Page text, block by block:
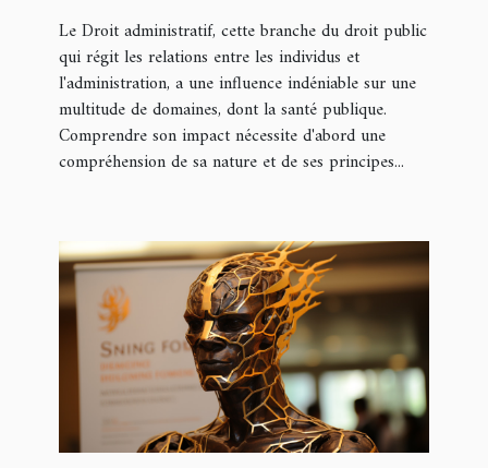
Le Droit administratif, cette branche du droit public
qui régit les relations entre les individus et
l'administration, a une influence indéniable sur une
multitude de domaines, dont la santé publique.
Comprendre son impact nécessite d'abord une
compréhension de sa nature et de ses principes...